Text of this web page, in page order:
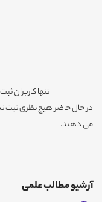
تنها کاربران
در حال حاضر هیچ نظری ثبت
می دهید.
آرشیو مطالب علمی